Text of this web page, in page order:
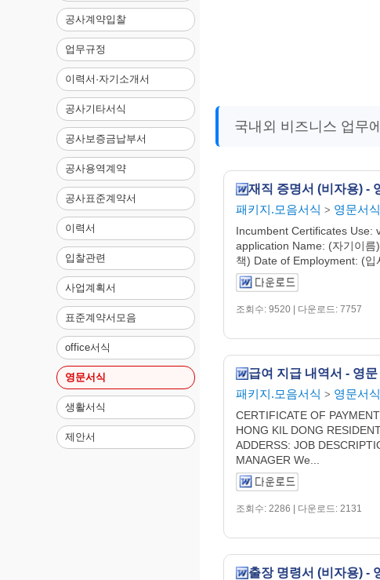
공사계약입찰
업무규정
이력서·자기소개서
공사기타서식
공사보증금납부서
공사용역계약
공사표준계약서
이력서
입찰관련
사업계획서
표준계약서모음
office서식
영문서식
생활서식
제안서
국내외 비즈니스 업무
재직 증명서 (비자용) -
패키지.모음서식 > 영문서식
Incumbent Certificates Use:
application Name: (자기이름
책) Date of Employment: (입
조회수: 9520 | 다운로드: 7757
급여 지급 내역서 - 영문
패키지.모음서식 > 영문서식
CERTIFICATE OF
HONG KIL DONG
ADDERSS: JOB
MANAGER We...
조회수: 2286 | 다운로드: 2131
출장 명령서 (비자용) -